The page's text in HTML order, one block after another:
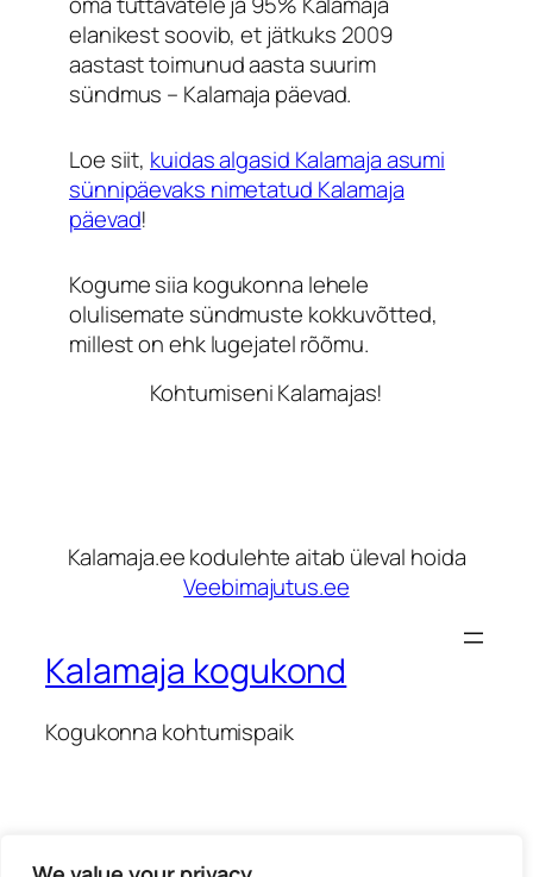
elanikest soovib, et jätkuks 2009
aastast toimunud aasta suurim
sündmus – Kalamaja päevad.
Loe siit, kuidas algasid Kalamaja asumi
sünnipäevaks nimetatud Kalamaja
päevad!
Kogume siia kogukonna lehele
olulisemate sündmuste kokkuvõtted,
millest on ehk lugejatel rõõmu.
Kohtumiseni Kalamajas!
Kalamaja.ee kodulehte aitab üleval hoida
Veebimajutus.ee
Kalamaja kogukond
Kogukonna kohtumispaik